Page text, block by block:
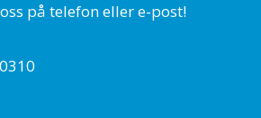
på telefon eller e-post!